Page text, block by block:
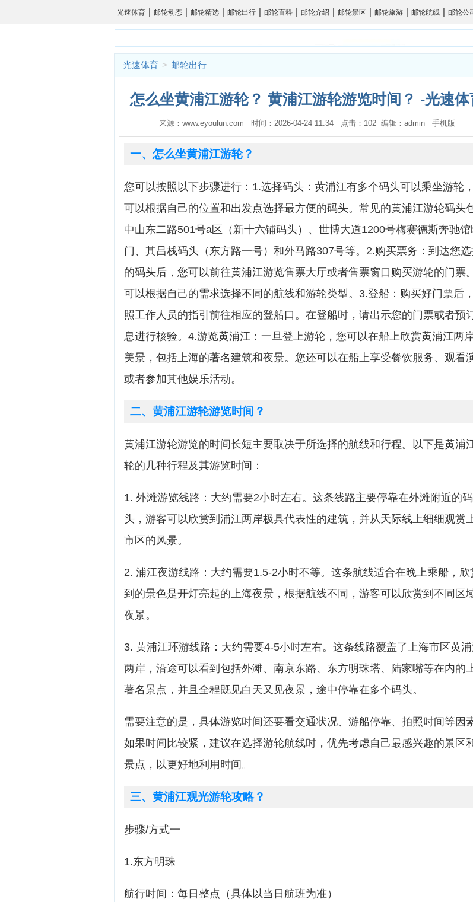
光速体育 | 邮轮动态 | 邮轮精选 | 邮轮出行 | 邮轮百科 | 邮轮介绍 | 邮轮景区 | 邮轮旅游 | 邮轮航线 | 邮轮公
光速体育 > 邮轮出行
怎么坐黄浦江游轮？ 黄浦江游轮游览时间？ -光速体
来源：www.eyoulun.com 时间：2026-04-24 11:34 点击：102 编辑：admin 手机版
一、怎么坐黄浦江游轮？
您可以按照以下步骤进行：1.选择码头：黄浦江有多个码头可以乘坐游轮
可以根据自己的位置和出发点选择最方便的码头。常见的黄浦江游轮码头
中山东二路501号a区（新十六铺码头）、世博大道1200号梅赛德斯奔驰馆
门、其昌栈码头（东方路一号）和外马路307号等。2.购买票务：到达您选
的码头后，您可以前往黄浦江游览售票大厅或者售票窗口购买游轮的门票
可以根据自己的需求选择不同的航线和游轮类型。3.登船：购买好门票后
照工作人员的指引前往相应的登船口。在登船时，请出示您的门票或者预
息进行核验。4.游览黄浦江：一旦登上游轮，您可以在船上欣赏黄浦江两
美景，包括上海的著名建筑和夜景。您还可以在船上享受餐饮服务、观看
或者参加其他娱乐活动。
二、黄浦江游轮游览时间？
黄浦江游轮游览的时间长短主要取决于所选择的航线和行程。以下是黄浦
轮的几种行程及其游览时间：
1. 外滩游览线路：大约需要2小时左右。这条线路主要停靠在外滩附近的码
头，游客可以欣赏到浦江两岸极具代表性的建筑，并从天际线上细细观赏
市区的风景。
2. 浦江夜游线路：大约需要1.5-2小时不等。这条航线适合在晚上乘船，欣
到的景色是开灯亮起的上海夜景，根据航线不同，游客可以欣赏到不同区
夜景。
3. 黄浦江环游线路：大约需要4-5小时左右。这条线路覆盖了上海市区黄
两岸，沿途可以看到包括外滩、南京东路、东方明珠塔、陆家嘴等在内的
著名景点，并且全程既见白天又见夜景，途中停靠在多个码头。
需要注意的是，具体游览时间还要看交通状况、游船停靠、拍照时间等因素
如果时间比较紧，建议在选择游轮航线时，优先考虑自己最感兴趣的景区
景点，以更好地利用时间。
三、黄浦江观光游轮攻略？
步骤/方式一
1.东方明珠
航行时间：每日整点（具体以当日航班为准）